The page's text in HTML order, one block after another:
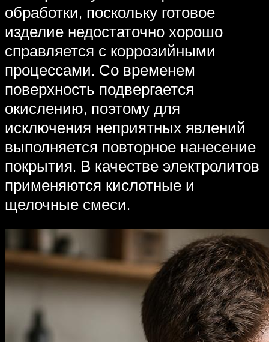
обработки, поскольку готовое
изделие недостаточно хорошо
справляется с коррозийными
процессами. Со временем
поверхность подвергается
окислению, поэтому для
исключения неприятных явлений
выполняется повторное нанесение
покрытия. В качестве электролитов
применяются кислотные и
щелочные смеси.